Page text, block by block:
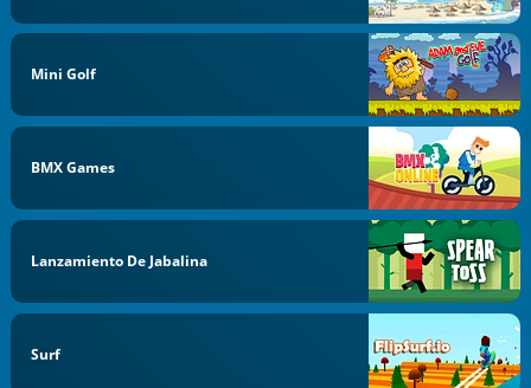
Mini Golf
BMX Games
Lanzamiento De Jabalina
Surf